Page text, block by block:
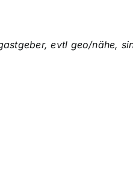
evtl geo/nähe,